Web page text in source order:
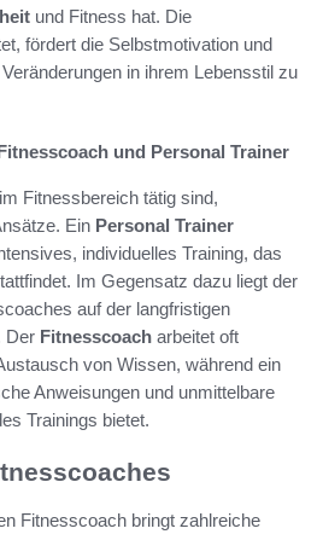
und Fitness hat. Die
fördert die Selbstmotivation und
in ihrem Lebensstil zu
und Personal Trainer
Fitnessbereich tätig sind,
Ein Personal Trainer
individuelles Training, das
Im Gegensatz dazu liegt der
auf der langfristigen
Der Fitnesscoach arbeitet oft
von Wissen, während ein
Anweisungen und unmittelbare
Trainings bietet.
Fitnesscoach bringt zahlreiche